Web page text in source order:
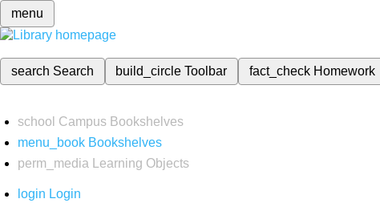
menu
search Search build_circleToolbar fact_check Homework
school Campus Bookshelves
menu_book Bookshelves
perm_media
Learning Objects
login Login